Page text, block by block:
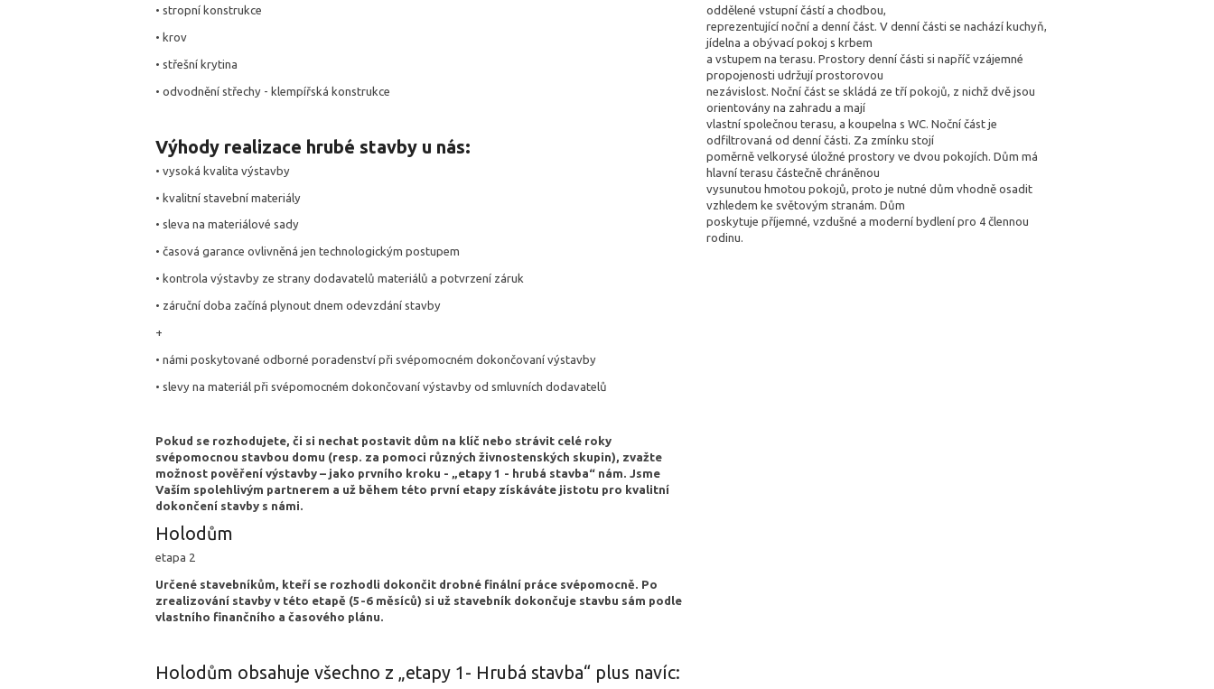
• stropní konstrukce
• krov
• střešní krytina
• odvodnění střechy - klempířská konstrukce
Výhody realizace hrubé stavby u nás:
• vysoká kvalita výstavby
• kvalitní stavební materiály
• sleva na materiálové sady
• časová garance ovlivněná jen technologickým postupem
• kontrola výstavby ze strany dodavatelů materiálů a potvrzení záruk
• záruční doba začíná plynout dnem odevzdání stavby
+
• námi poskytované odborné poradenství při svépomocném dokončovaní výstavby
• slevy na materiál při svépomocném dokončovaní výstavby od smluvních dodavatelů
Pokud se rozhodujete, či si nechat postavit dům na klíč nebo strávit celé roky
svépomocnou stavbou domu (resp. za pomoci různých živnostenských skupin), zvažte
možnost pověření výstavby – jako prvního kroku - „etapy 1 - hrubá stavba“ nám. Jsme
Vaším spolehlivým partnerem a už během této první etapy získáváte jistotu pro kvalitní
dokončení stavby s námi.
Holodům
etapa 2
Určené stavebníkům, kteří se rozhodli dokončit drobné finální práce svépomocně. Po
zrealizování stavby v této etapě (5-6 měsíců) si už stavebník dokončuje stavbu sám podle
vlastního finančního a časového plánu.
Holodům obsahuje všechno z „etapy 1- Hrubá stavba“ plus navíc:
oddělené vstupní částí a chodbou,
reprezentující noční a denní část. V denní části se nachází kuchyň,
jídelna a obývací pokoj s krbem
a vstupem na terasu. Prostory denní části si napříč vzájemné
propojenosti udržují prostorovou
nezávislost. Noční část se skládá ze tří pokojů, z nichž dvě jsou
orientovány na zahradu a mají
vlastní společnou terasu, a koupelna s WC. Noční část je
odfiltrovaná od denní části. Za zmínku stojí
poměrně velkorysé úložné prostory ve dvou pokojích. Dům má
hlavní terasu částečně chráněnou
vysunutou hmotou pokojů, proto je nutné dům vhodně osadit
vzhledem ke světovým stranám. Dům
poskytuje příjemné, vzdušné a moderní bydlení pro 4 člennou
rodinu.